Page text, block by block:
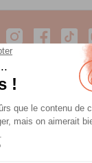
InstagramFacebook
TikTok
sécurisé en 12
par 3D